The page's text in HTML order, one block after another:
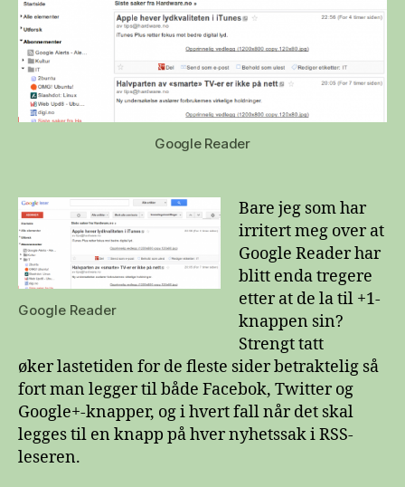
Reader
Google Reader
Google Reader
Bare jeg som har
irritert meg over at
Google Reader har
blitt enda tregere
etter at de la til +1-
knappen sin?
Strengt tatt
øker lastetiden for de fleste sider betraktelig så
fort man legger til både Facebok, Twitter og
Google+-knapper, og i hvert fall når det skal
legges til en knapp på hver nyhetssak i RSS-
leseren.